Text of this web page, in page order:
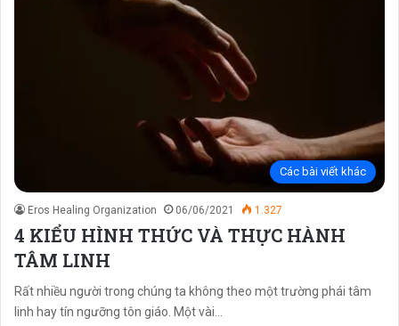
Các bài viết khác
Eros Healing Organization 06/06/2021 1.327
4 KIỂU HÌNH THỨC VÀ THỰC HÀNH
TÂM LINH
Rất nhiều người trong chúng ta không theo một trường phái tâm
linh hay tín ngưỡng tôn giáo. Một vài…